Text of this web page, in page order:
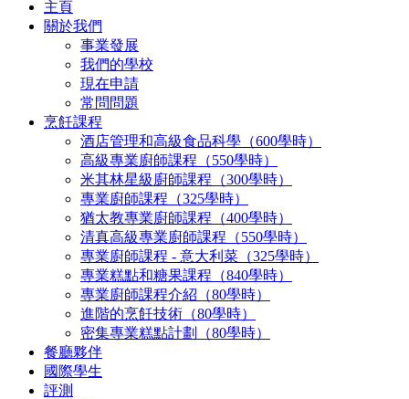
主頁
關於我們
事業發展
我們的學校
現在申請
常問問題
烹飪課程
酒店管理和高級食品科學（600學時）
高級專業廚師課程（550學時）
米其林星級廚師課程（300學時）
專業廚師課程（325學時）
猶太教專業廚師課程（400學時）
清真高級專業廚師課程（550學時）
專業廚師課程 - 意大利菜（325學時）
專業糕點和糖果課程（840學時）
專業廚師課程介紹（80學時）
進階的烹飪技術（80學時）
密集專業糕點計劃（80學時）
餐廳夥伴
國際學生
評測